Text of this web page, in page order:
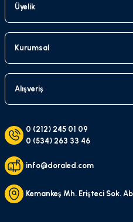
Üyelik
Kurumsal
Alışveriş
0 (212) 245 01 09
0 (534) 263 33 46
info@doraled.com
Kemankeş Mh. Erişteci Sok.